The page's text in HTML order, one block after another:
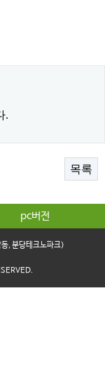
.
목록
pc버전
, 분당테크노파크)